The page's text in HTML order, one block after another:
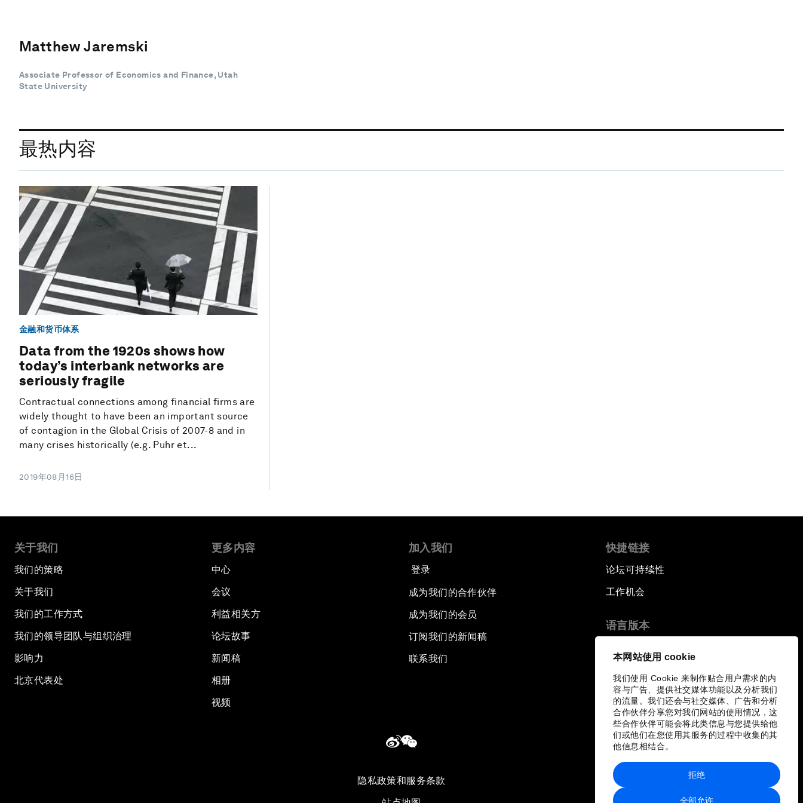
本网站使用 cookie
我们使用 Cookie 来制作贴合用户需求的内
容与广告、提供社交媒体功能以及分析我们
的流量。我们还会与社交媒体、广告和分析
合作伙伴分享您对我们网站的使用情况，这
些合作伙伴可能会将此类信息与您提供给他
们或他们在您使用其服务的过程中收集的其
他信息相结合。
全部允许
拒绝
Matthew Jaremski
Associate Professor of Economics and Finance, Utah
State University
最热内容
金融和货币体系
Data from the 1920s shows how
today’s interbank networks are
seriously fragile
Contractual connections among financial firms are
widely thought to have been an important source
of contagion in the Global Crisis of 2007-8 and in
many crises historically (e.g. Puhr et...
2019年08月16日
关于我们
我们的策略
关于我们
我们的工作方式
我们的领导团队与组织治理
影响力
北京代表处
更多内容
中心
会议
利益相关方
论坛故事
新闻稿
相册
视频
加入我们
登录
成为我们的合作伙伴
成为我们的会员
订阅我们的新闻稿
联系我们
快捷链接
论坛可持续性
工作机会
语言版本
隐私政策和服务条款